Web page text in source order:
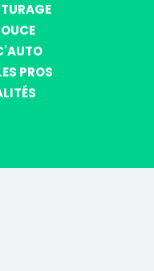
PROS